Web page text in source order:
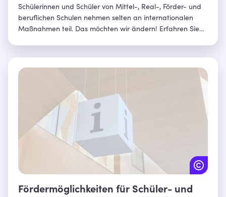
Schülerinnen und Schüler von Mittel-, Real-, Förder- und
beruflichen Schulen nehmen selten an internationalen
Maßnahmen teil. Das möchten wir ändern! Erfahren Sie
Fördermöglichkeiten für Schüler- und